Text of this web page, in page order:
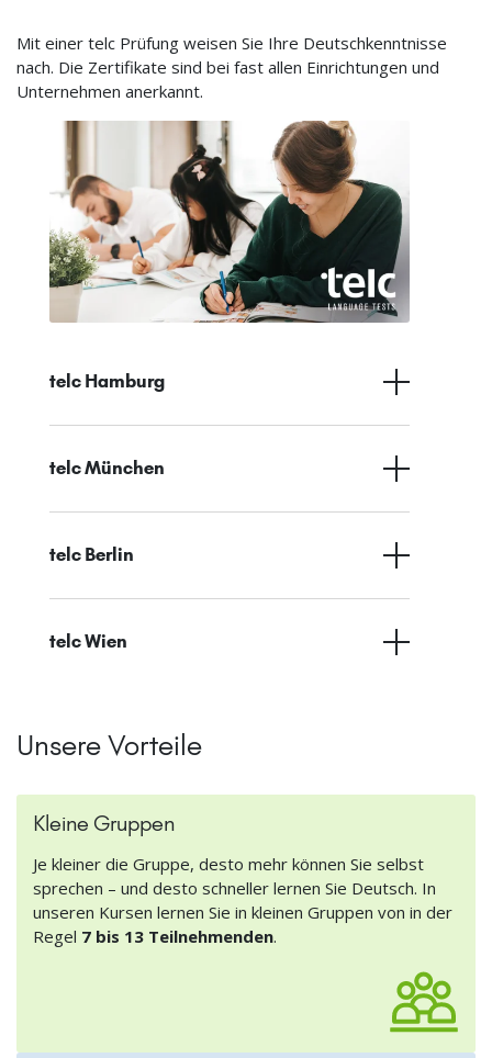
Mit einer telc Prüfung weisen Sie Ihre Deutschkenntnisse
nach. Die Zertifikate sind bei fast allen Einrichtungen und
Unternehmen anerkannt.
telc Hamburg
telc München
telc Berlin
telc Wien
Unsere Vorteile
Kleine Gruppen
Je kleiner die Gruppe, desto mehr können Sie selbst
sprechen – und desto schneller lernen Sie Deutsch. In
unseren Kursen lernen Sie in kleinen Gruppen von in der
Regel 7 bis 13 Teilnehmenden.